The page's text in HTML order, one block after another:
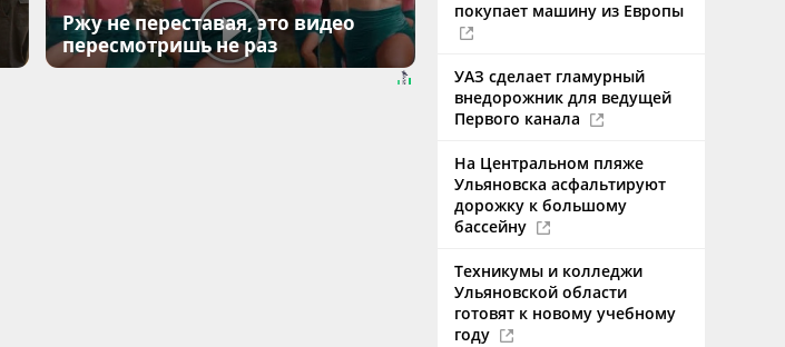
Ржу не переставая, это видео
пересмотришь не раз
покупает машину из Европы
УАЗ сделает гламурный
внедорожник для ведущей
Первого канала
На Центральном пляже
Ульяновска асфальтируют
дорожку к большому
бассейну
Техникумы и колледжи
Ульяновской области
готовят к новому учебному
году